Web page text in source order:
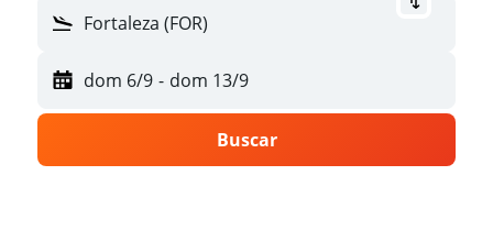
Fortaleza (FOR)
dom 6/9 - dom 13/9
Buscar